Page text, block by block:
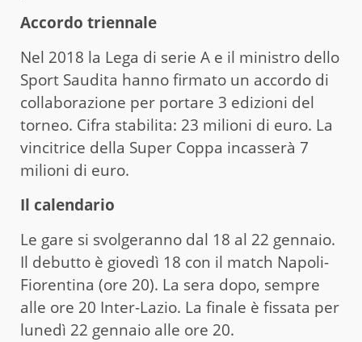
Accordo triennale
Nel 2018 la Lega di serie A e il ministro dello
Sport Saudita hanno firmato un accordo di
collaborazione per portare 3 edizioni del
torneo. Cifra stabilita: 23 milioni di euro. La
vincitrice della Super Coppa incasserà 7
milioni di euro.
Il calendario
Le gare si svolgeranno dal 18 al 22 gennaio.
Il debutto è giovedì 18 con il match Napoli-
Fiorentina (ore 20). La sera dopo, sempre
alle ore 20 Inter-Lazio. La finale è fissata per
lunedì 22 gennaio alle ore 20.